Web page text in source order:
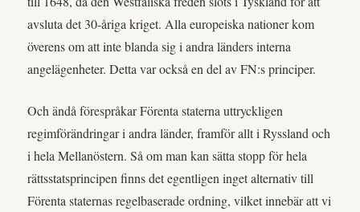
avsluta det 30-åriga kriget. Alla europeiska nationer kom
överens om att inte blanda sig i andra länders interna
angelägenheter. Detta var också en del av FN:s principer.
Och ändå förespråkar Förenta staterna uttryckligen
regimförändringar i andra länder, framför allt i Ryssland och
i hela Mellanöstern. Så om man kan sätta stopp för hela
rättsstatsprincipen finns det egentligen inget alternativ till
Förenta staternas regelbaserade ordning, vilket innebär att vi